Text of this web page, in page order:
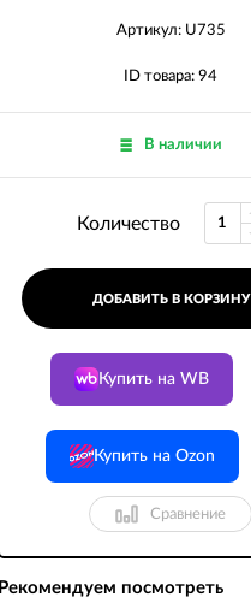
Артикул: U735
ID товара: 94
В наличии
Количество
ДОБАВИТЬ В КОРЗИНУ
Купить на WB
Купить на Ozon
Сравнение
Рекомендуем посмотреть